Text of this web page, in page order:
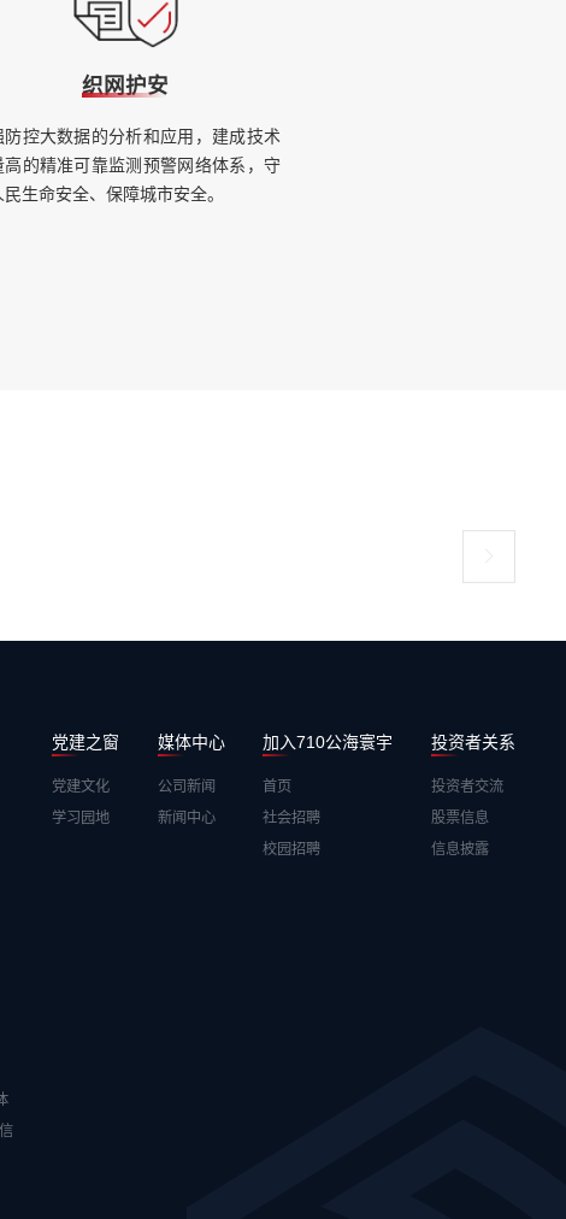
织网护安
防控大数据的分析和应用，建成技术
高的精准可靠监测预警网络体系，守
民生命安全、保障城市安全。
党建之窗
党建文化
学习园地
媒体中心
公司新闻
新闻中心
加入710公海寰宇
首页
社会招聘
校园招聘
投资者关系
投资者交流
股票信息
信息披露